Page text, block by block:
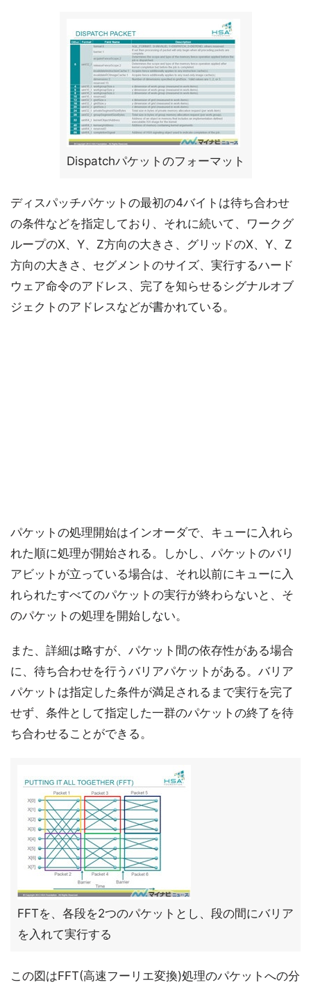
Dispatchパケットのフォーマット
ディスパッチパケットの最初の4バイトは待ち合わせ
の条件などを指定しており、それに続いて、ワークグ
ループのX、Y、Z方向の大きさ、グリッドのX、Y、Z
方向の大きさ、セグメントのサイズ、実行するハード
ウェア命令のアドレス、完了を知らせるシグナルオブ
ジェクトのアドレスなどが書かれている。
パケットの処理開始はインオーダで、キューに入れら
れた順に処理が開始される。しかし、パケットのバリ
アビットが立っている場合は、それ以前にキューに入
れられたすべてのパケットの実行が終わらないと、そ
のパケットの処理を開始しない。
また、詳細は略すが、パケット間の依存性がある場合
に、待ち合わせを行うバリアパケットがある。バリア
パケットは指定した条件が満足されるまで実行を完了
せず、条件として指定した一群のパケットの終了を待
ち合わせることができる。
FFTを、各段を2つのパケットとし、段の間にバリア
を入れて実行する
この図はFFT(高速フーリエ変換)処理のパケットへの分